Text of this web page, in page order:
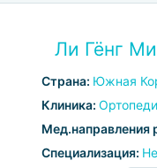
Ли Гёнг
Страна: Южная
Клиника:
Мед.направления
Специализация: